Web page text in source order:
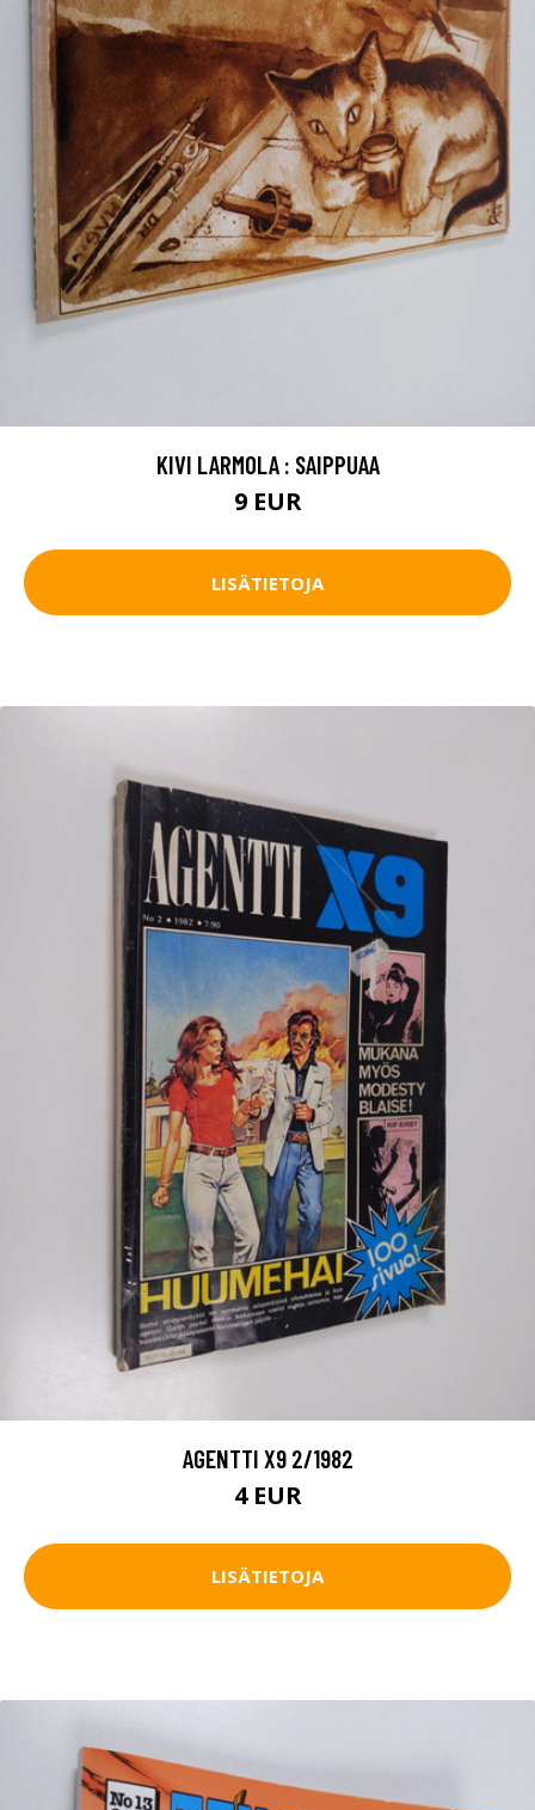
KIVI LARMOLA : SAIPPUAA
9 EUR
LISÄTIETOJA
AGENTTI X9 2/1982
4 EUR
LISÄTIETOJA